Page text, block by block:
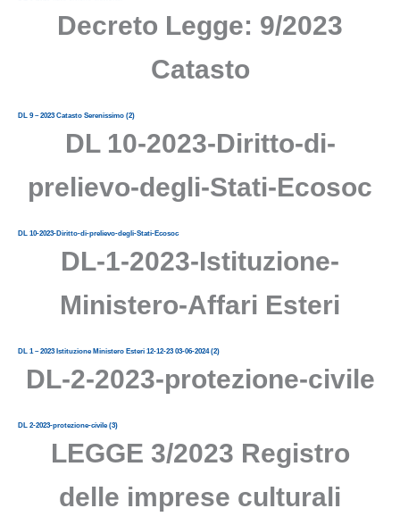
Decreto Legge: 9/2023
Catasto
DL 9 – 2023 Catasto Serenissimo (2)
DL 10-2023-Diritto-di-
prelievo-degli-Stati-Ecosoc
DL 10-2023-Diritto-di-prelievo-degli-Stati-Ecosoc
DL-1-2023-Istituzione-
Ministero-Affari Esteri
DL 1 – 2023 Istituzione Ministero Esteri 12-12-23 03-06-2024 (2)
DL-2-2023-protezione-civile
DL 2-2023-protezione-civile (3)
LEGGE 3/2023 Registro
delle imprese culturali